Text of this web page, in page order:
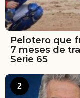
Pelotero que
7 meses de
Serie 65
2